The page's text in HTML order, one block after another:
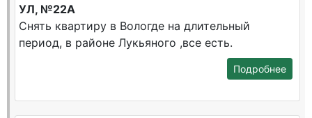
УЛ, №22А
Снять квартиру в Вологде на длительный
период, в районе Лукьяного ,все есть.
Подробнее